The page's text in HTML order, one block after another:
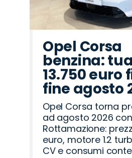
Opel Corsa
benzina:
13.750 euro
fine agosto
Opel Corsa torna
ad agosto 2026
Rottamazione:
euro, motore 1.2
CV e consumi